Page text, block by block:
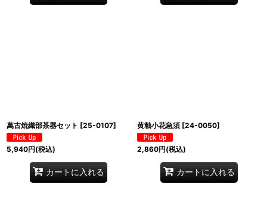
萬古焼織部茶器セット [25-0107]
5,940円(税込)
カートに入れる
黄釉小花急須 [24-0050]
2,860円(税込)
カートに入れる